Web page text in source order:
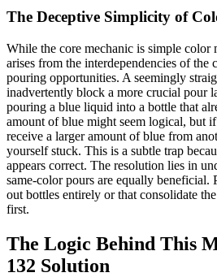
The Deceptive Simplicity of
While the core mechanic is simple color
arises from the interdependencies of the
pouring opportunities. A seemingly
inadvertently block a more crucial pour
pouring a blue liquid into a bottle that
amount of blue might seem logical, but
receive a larger amount of blue from
yourself stuck. This is a subtle trap
appears correct. The resolution lies in
same-color pours are equally beneficial.
out bottles entirely or that consolidate
first.
The Logic Behind This
132 Solution